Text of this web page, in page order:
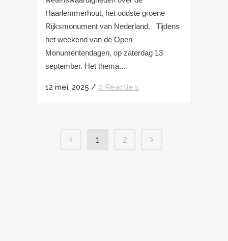
Haarlemmerhout, het oudste groene
Rijksmonument van Nederland. Tijdens
het weekend van de Open
Monumentendagen, op zaterdag 13
september. Het thema...
12 mei, 2025 / 0 Reactie's
1 2